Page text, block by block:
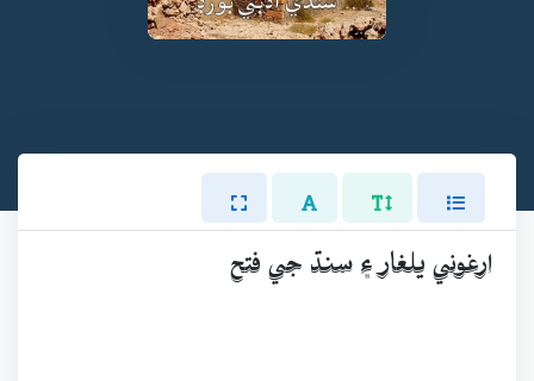
ارغوني يلغار ۽ سنڌ جي فتح